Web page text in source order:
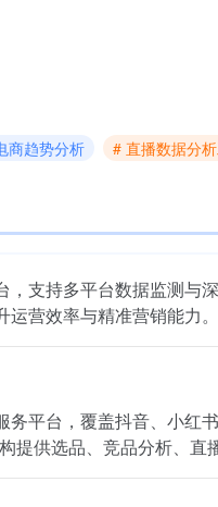
商趋势分析 # 直播数据分
支持多平台数据监测与
营效率与精准营销能力。
平台，覆盖抖音、小红
提供选品、竞品分析、